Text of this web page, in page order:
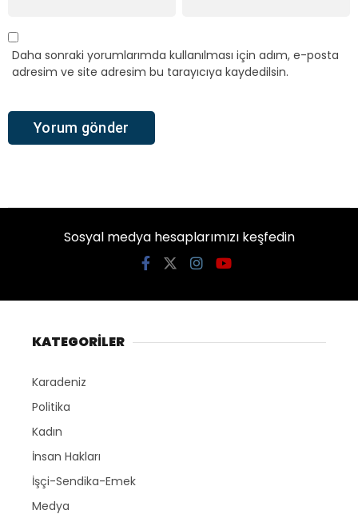
Daha sonraki yorumlarımda kullanılması için adım, e-posta
adresim ve site adresim bu tarayıcıya kaydedilsin.
Sosyal medya hesaplarımızı keşfedin
KATEGORİLER
Karadeniz
Politika
Kadın
İnsan Hakları
İşçi-Sendika-Emek
Medya